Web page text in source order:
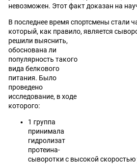
невозможен. Этот факт доказан на
В последнее время спортсмены стали
который, как правило, является
решили выяснить,
обоснована ли
популярность такого
вида белкового
питания. Было
проведено
исследование, в ходе
которого:
1 группа
принимала
гидролизат
протеина-
сыворотки с высокой скоростью